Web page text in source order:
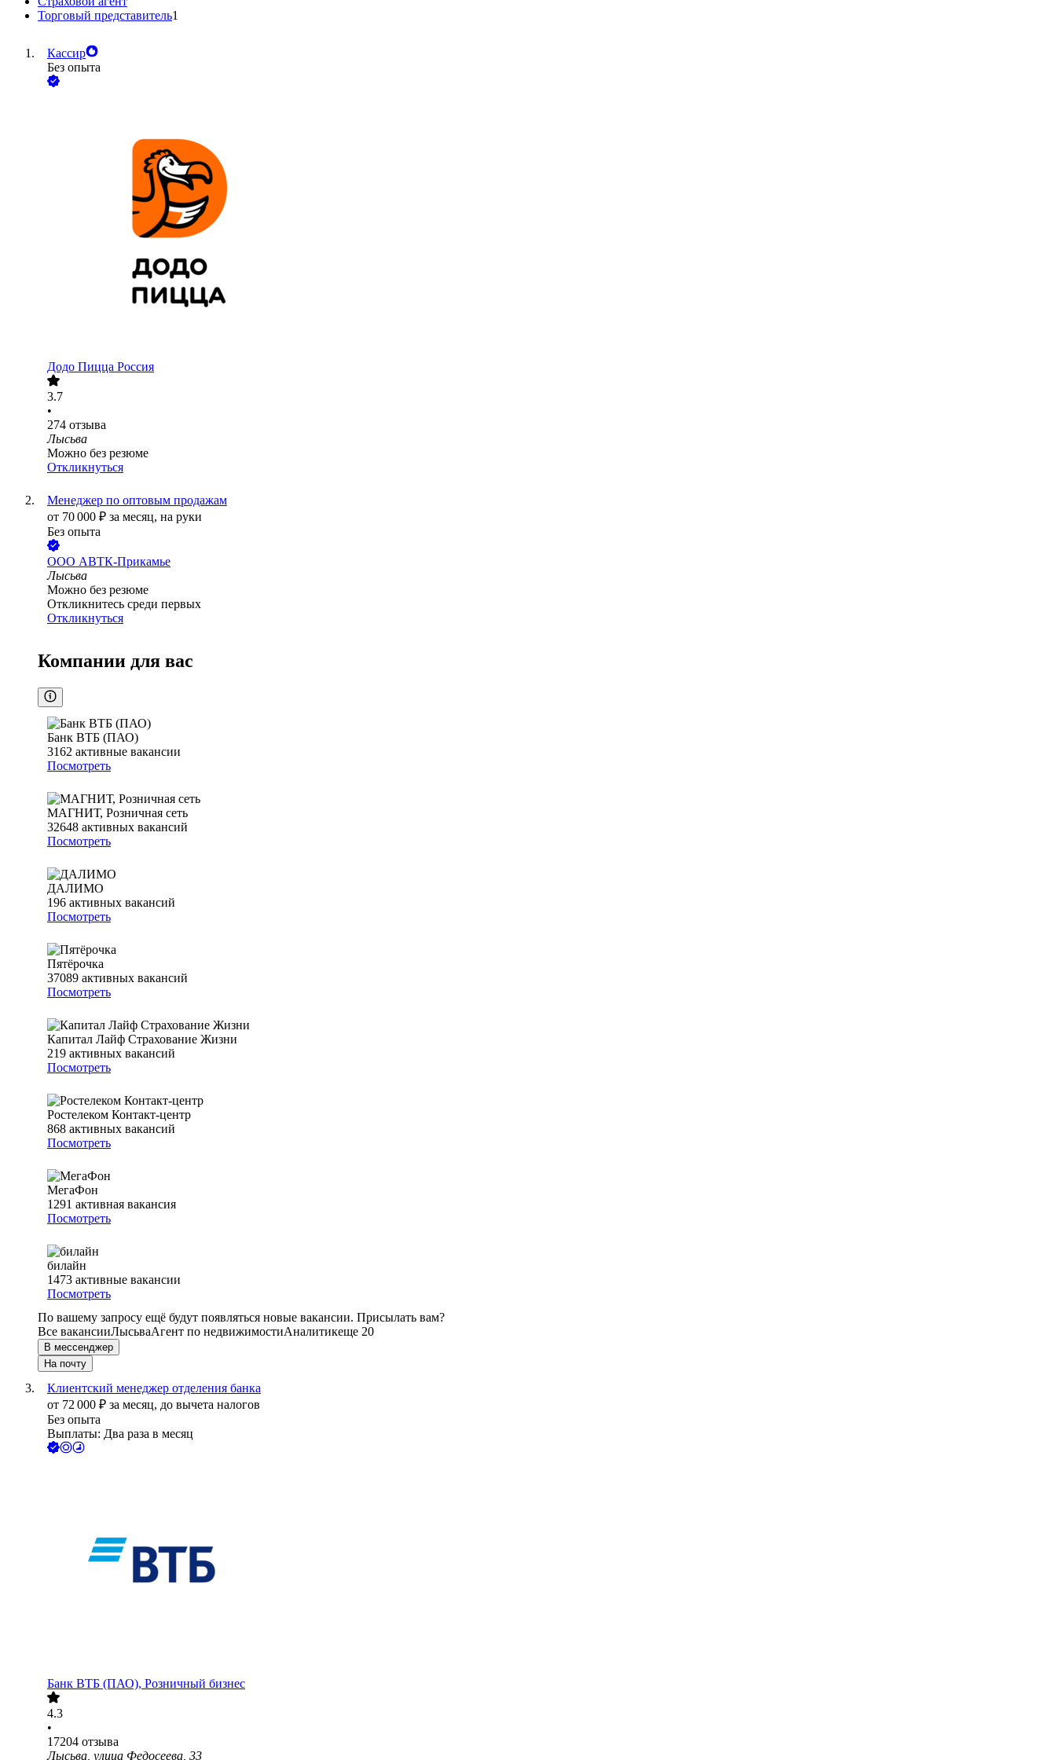
Торговый представитель1
Кассир
Без опыта
Додо Пицца Россия
3.7
•
274 отзыва
Лысьва
Можно без резюме
Откликнуться
Менеджер по оптовым продажам
от 70 000 ₽ за месяц, на руки
Без опыта
ООО АВТК-Прикамье
Лысьва
Можно без резюме
Откликнитесь среди первых
Откликнуться
Компании для вас
Банк ВТБ (ПАО)
3162 активные вакансии
Посмотреть
МАГНИТ, Розничная сеть
32648 активных вакансий
Посмотреть
ДАЛИМО
196 активных вакансий
Посмотреть
Пятёрочка
37089 активных вакансий
Посмотреть
Капитал Лайф Страхование Жизни
219 активных вакансий
Посмотреть
Ростелеком Контакт-центр
868 активных вакансий
Посмотреть
МегаФон
1291 активная вакансия
Посмотреть
билайн
1473 активные вакансии
Посмотреть
По вашему запросу ещё будут появляться новые вакансии. Присылать вам?
Все вакансииЛысьваАгент по недвижимостиАналитикеще 20
В мессенджер
На почту
Клиентский менеджер отделения банка
от 72 000 ₽ за месяц, до вычета налогов
Без опыта
Выплаты: Два раза в месяц
Банк ВТБ (ПАО), Розничный бизнес
4.3
•
17204 отзыва
Лысьва, улица Федосеева, 33